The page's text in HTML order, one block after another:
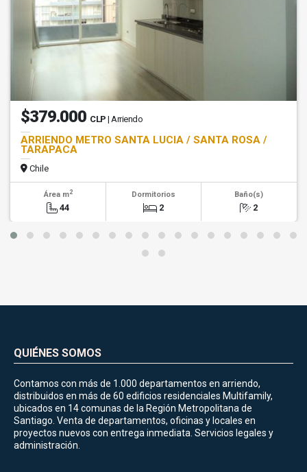
$379.000 CLP | Arriendo
ARRIENDO METRO SANTA LUCIA / SANTA ROSA /
TARAPACA
Chile
Área m2
44
Dormitorios
2
Baño(s)
2
QUIÉNES SOMOS
Contamos con más de 1.000 departamentos en arriendo,
distribuidos en más de 60 edificios residenciales Multifamily,
ubicados en 14 comunas de la Región Metropolitana de
Santiago. Venta de departamentos, oficinas y locales en
proyectos nuevos con entrega inmediata. Servicios legales y
administración.